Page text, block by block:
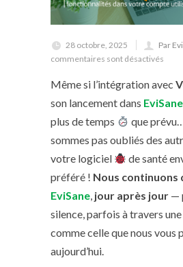
28 octobre, 2025 Par
commentaires sont désactivés
Même si l’intégration avec
son lancement dans EviSane
plus de temps
que
sommes pas oubliés des
votre logiciel
de santé
préféré ! Nous continuons
EviSane, jour après jour —
silence, parfois à travers
comme celle que nous vous
aujourd’hui.